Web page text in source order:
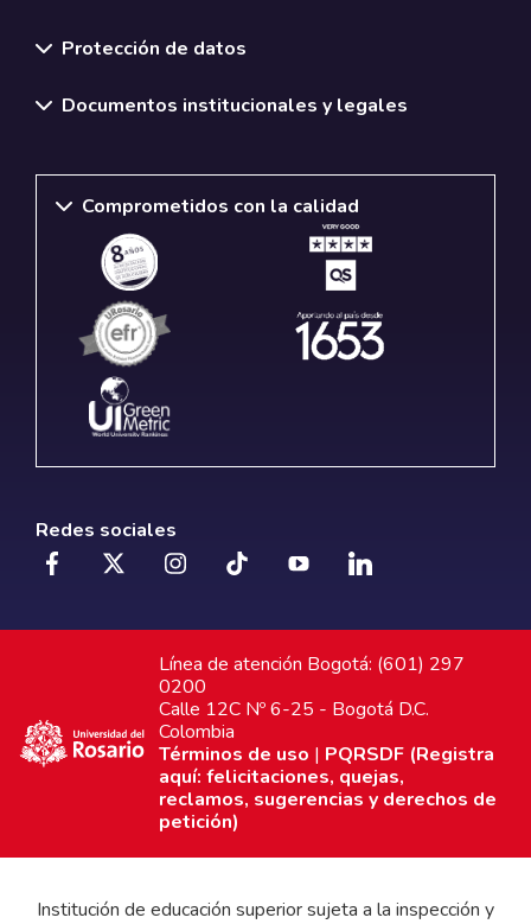
Protección de datos
Documentos institucionales y legales
Comprometidos con la calidad
Redes sociales
Línea de atención Bogotá: (601) 297
0200
Calle 12C Nº 6-25 - Bogotá D.C.
Colombia
Términos de uso | PQRSDF (Registra
aquí: felicitaciones, quejas,
reclamos, sugerencias y derechos de
petición)
Institución de educación superior sujeta a la inspección y